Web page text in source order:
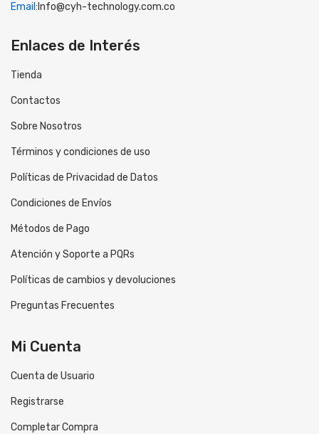
Email: Info@cyh-technology.com.co
Enlaces de Interés
Tienda
Contactos
Sobre Nosotros
Términos y condiciones de uso
Políticas de Privacidad de Datos
Condiciones de Envíos
Métodos de Pago
Atención y Soporte a PQRs
Políticas de cambios y devoluciones
Preguntas Frecuentes
Mi Cuenta
Cuenta de Usuario
Registrarse
Completar Compra